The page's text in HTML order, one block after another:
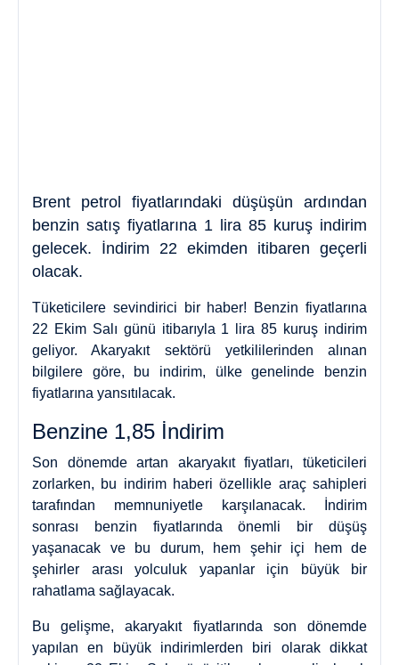
Brent petrol fiyatlarındaki düşüşün ardından
benzin satış fiyatlarına 1 lira 85 kuruş indirim
gelecek. İndirim 22 ekimden itibaren geçerli
olacak.
Tüketicilere sevindirici bir haber! Benzin fiyatlarına
22 Ekim Salı günü itibarıyla 1 lira 85 kuruş indirim
geliyor. Akaryakıt sektörü yetkililerinden alınan
bilgilere göre, bu indirim, ülke genelinde benzin
fiyatlarına yansıtılacak.
Benzine 1,85 İndirim
Son dönemde artan akaryakıt fiyatları, tüketicileri
zorlarken, bu indirim haberi özellikle araç sahipleri
tarafından memnuniyetle karşılanacak. İndirim
sonrası benzin fiyatlarında önemli bir düşüş
yaşanacak ve bu durum, hem şehir içi hem de
şehirler arası yolculuk yapanlar için büyük bir
rahatlama sağlayacak.
Bu gelişme, akaryakıt fiyatlarında son dönemde
yapılan en büyük indirimlerden biri olarak dikkat